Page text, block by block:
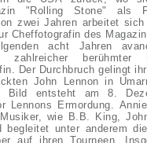
"Rolling Stone" als
zwei Jahren arbeitet
Cheffotografin des
acht Jahren
zahlreicher
Der Durchbruch gelingt
John Lennon in
Bild entsteht am 8.
Lennons Ermordung.
wie B.B. King,
begleitet unter anderem
auf ihren Tourneen.